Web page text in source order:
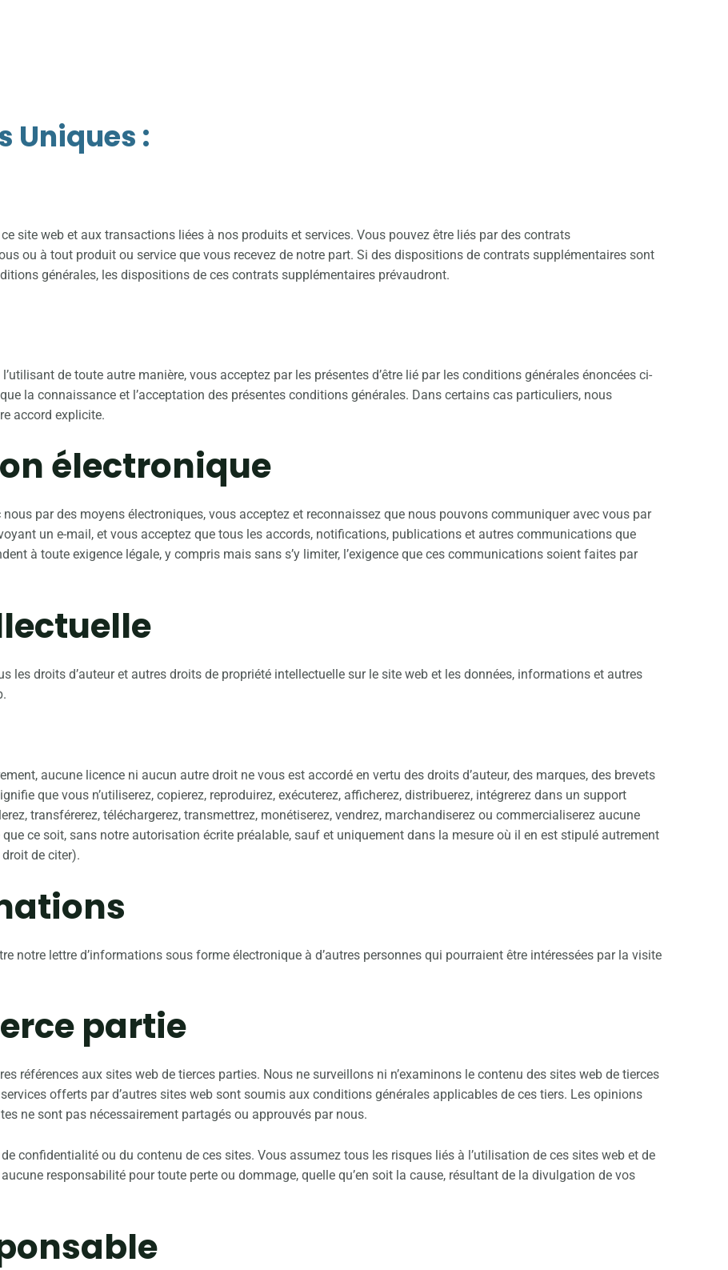
Uniques :
dernière fois le 29 septembre 2024
site web et aux transactions liées à nos produits et services. Vous pouvez être liés par des contrats
ou à tout produit ou service que vous recevez de notre part. Si des dispositions de contrats supplémentaires sont
générales, les dispositions de ces contrats supplémentaires prévaudront.
de toute autre manière, vous acceptez par les présentes d’être lié par les conditions générales énoncées ci-
la connaissance et l’acceptation des présentes conditions générales. Dans certains cas particuliers, nous
accord explicite.
électronique
par des moyens électroniques, vous acceptez et reconnaissez que nous pouvons communiquer avec vous par
un e-mail, et vous acceptez que tous les accords, notifications, publications et autres communications que
à toute exigence légale, y compris mais sans s’y limiter, l’exigence que ces communications soient faites par
les droits d’auteur et autres droits de propriété intellectuelle sur le site web et les données, informations et autres
aucune licence ni aucun autre droit ne vous est accordé en vertu des droits d’auteur, des marques, des brevets
que vous n’utiliserez, copierez, reproduirez, exécuterez, afficherez, distribuerez, intégrerez dans un support
transférerez, téléchargerez, transmettrez, monétiserez, vendrez, marchandiserez ou commercialiserez aucune
ce soit, sans notre autorisation écrite préalable, sauf et uniquement dans la mesure où il en est stipulé autrement
de citer).
notre lettre d’informations sous forme électronique à d’autres personnes qui pourraient être intéressées par la visite
partie
références aux sites web de tierces parties. Nous ne surveillons ni n’examinons le contenu des sites web de tierces
offerts par d’autres sites web sont soumis aux conditions générales applicables de ces tiers. Les opinions
ne sont pas nécessairement partagés ou approuvés par nous.
confidentialité ou du contenu de ces sites. Vous assumez tous les risques liés à l’utilisation de ces sites web et de
responsabilité pour toute perte ou dommage, quelle qu’en soit la cause, résultant de la divulgation de vos